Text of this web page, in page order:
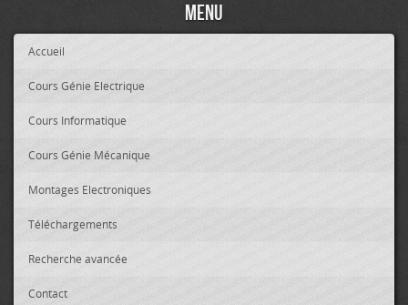
Menu
Accueil
Cours Génie Electrique
Cours Informatique
Cours Génie Mécanique
Montages Electroniques
Téléchargements
Recherche avancée
Contact